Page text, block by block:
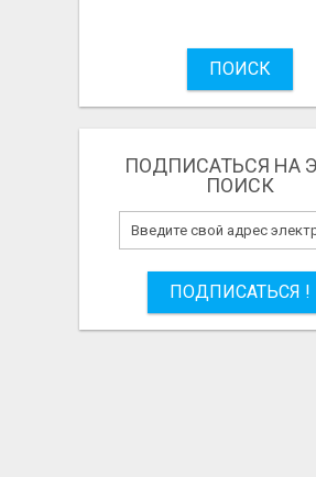
ПОИСК
ПОДПИСАТЬСЯ НА
ПОИСК
ПОДПИСАТЬСЯ !